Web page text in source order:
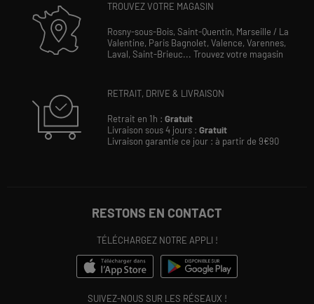
TROUVEZ VOTRE MAGASIN
Rosny-sous-Bois, Saint-Quentin, Marseille / La
Valentine, Paris Bagnolet, Valence, Varennes,
Laval, Saint-Brieuc... Trouvez votre magasin
RETRAIT, DRIVE & LIVRAISON
Retrait en 1h : Gratuit
Livraison sous 4 jours : Gratuit
Livraison garantie ce jour : à partir de 9€90
RESTONS EN CONTACT
TÉLÉCHARGEZ NOTRE APPLI !
SUIVEZ-NOUS SUR LES RÉSEAUX !